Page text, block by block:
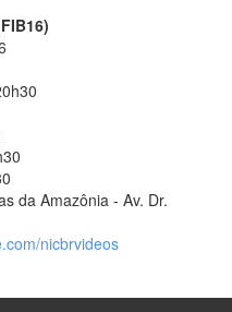
da Amazônia - Av. Dr.
nicbrvideos